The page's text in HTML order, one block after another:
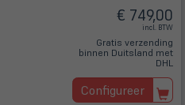
€ 749,00
incl. BTW
Gratis verzending
binnen Duitsland met
DHL
Configureer